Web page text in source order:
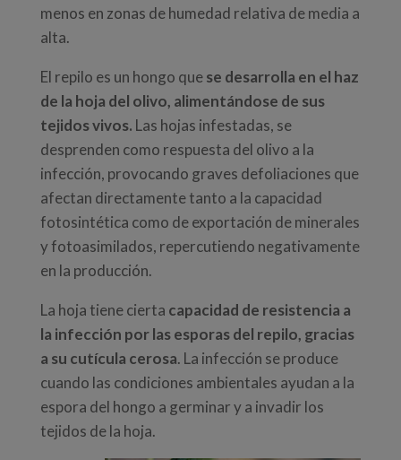
menos en zonas de humedad relativa de media a
alta.
El repilo es un hongo quese desarrolla en el haz
de la hoja del olivo, alimentándose de sus
tejidos vivos. Las hojas infestadas, se
desprenden como respuesta del olivo a la
infección, provocando graves defoliaciones que
afectan directamente tanto a la capacidad
fotosintética como de exportación de minerales
y fotoasimilados, repercutiendo negativamente
en la producción.
La hoja tiene cierta capacidad de resistencia a
la infección por las esporas del repilo, gracias
a su cutícula cerosa. La infección se produce
cuando las condiciones ambientales ayudan a la
espora del hongo a germinar y a invadir los
tejidos de la hoja.